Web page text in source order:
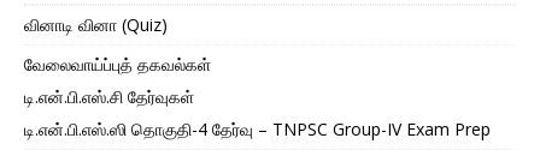
வினாடி வினா (Quiz)
வேலைவாய்ப்புத் தகவல்கள்
டி.என்.பி.எஸ்.சி தேர்வுகள்
டி.என்.பி.எஸ்.ஸி தொகுதி-4 தேர்வு – TNPSC Group-IV Exam Prep